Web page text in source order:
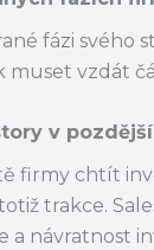
fázi
muset vzdát
v
firmy chtít
trakce.
a návratnost